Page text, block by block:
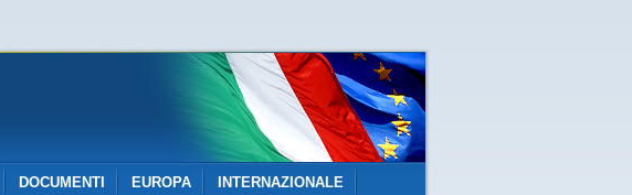
DOCUMENTI EUROPA INTERNAZIONALE